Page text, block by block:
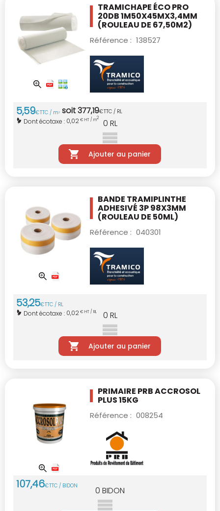
TRAMICHAPE ÉCO PRO
20DB 1M50X45MX3,4MM
(ROULEAU DE 67,50M2)
Référence : 138527
5,59€TTC / m2 soit377,19€TTC / RL
Dont écotaxe : 0,02€ HT / m2 0 RL
Ajouter au panier
BANDE TRAMIPLINTHE
ADHESIVÉ 3P 98X3MM
(ROULEAU DE 50ML)
Référence : 040301
53,25€TTC / RL
Dont écotaxe : 0,02€ HT / RL 0 RL
Ajouter au panier
PRIMAIRE PRB ACCROSOL
PLUS 15KG
Référence : 008254
107,46€TTC / BIDON 0 BIDON